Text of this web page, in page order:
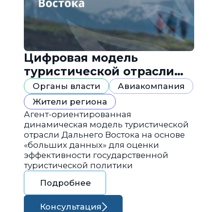
Цифровая модель
туристической отрасли
Дальнего Востока
Органы власти
Авиакомпания
Жители региона
Агент-ориентированная
динамическая модель туристической
отрасли Дальнего Востока на основе
«больших данных» для оценки
эффективности государственной
туристической политики
Подробнее
Консультация